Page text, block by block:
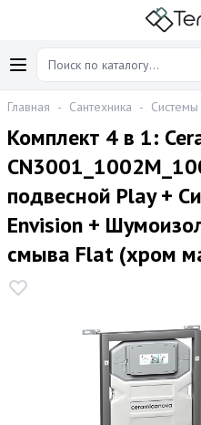
Главная - Сантехника - Системы
Комплект 4 в 1:
подвесной Play +
Envision +
смыва Flat (хром